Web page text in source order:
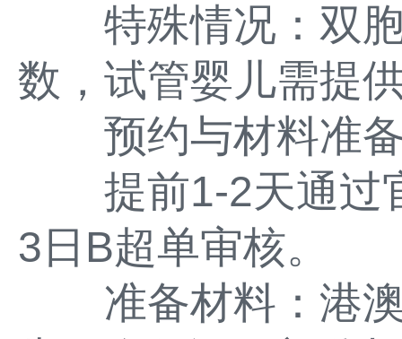
特殊情况：双胞
数，试管婴儿需提
预约与材料准
提前1-2天通过
3日B超单审核。
准备材料：港澳